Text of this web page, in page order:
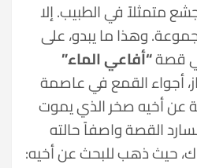
متمثلاً في الطبيب. إلا
وهذا ما يبدو، على
قصة“أفاعي الماء”
أجواء القمع في عاصمة
عن أخيه صخر الذي يموت
القصة واصفاً حالته
حيث ذهب للبحث عن أخيه: